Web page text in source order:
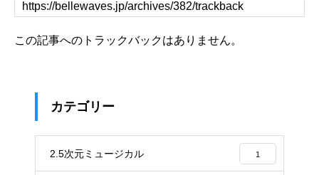
この記事へのトラックバックはありません。
カテゴリー
2.5次元ミュージカル 1